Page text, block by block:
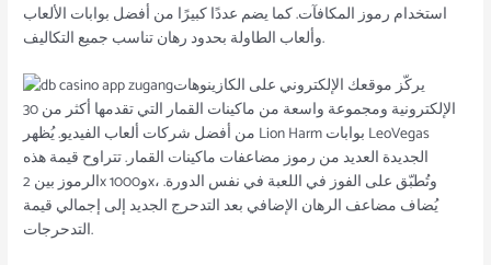
استخدام رموز المكافآت. كما يضم عددًا كبيرًا من أفضل بوابات الألعاب
وألعاب الطاولة بحدود رهان تناسب جميع التكاليف.
يركّز موقعك الإلكتروني على الكازينوهات
الإلكترونية ومجموعة واسعة من ماكينات القمار التي تقدمها أكثر من 30
من أفضل شركات ألعاب الفيديو. يُظهر Lion Harm بوابات LeoVegas
الجديدة العديد من رموز مضاعفات ماكينات القمار. تتراوح قيمة هذه
الرموز بين 2x و1000x، وتُطبّق على الفوز في اللعبة في نفس الدورة.
يُضاف مضاعف الرهان الإضافي بعد التدحرج الجديد إلى إجمالي قيمة
التدحرجات.